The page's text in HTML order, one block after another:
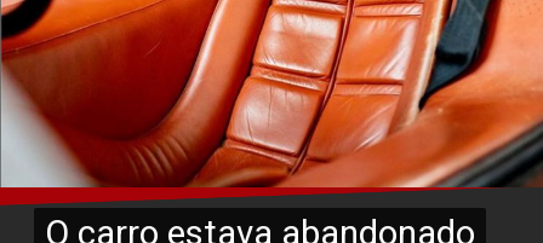
O carro estava abandonado
O carro estava abandonado